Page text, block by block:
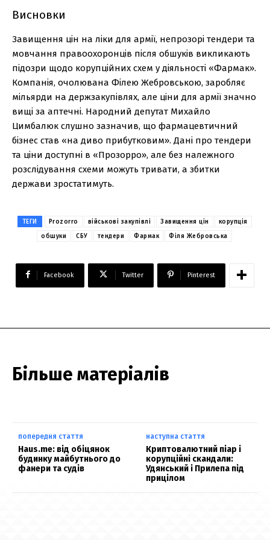
Висновки
Завищення цін на ліки для армії, непрозорі тендери та
мовчання правоохоронців після обшуків викликають
підозри щодо корупційних схем у діяльності «Фармак».
Компанія, очолювана Філею Жебровською, заробляє
мільярди на держзакупівлях, але ціни для армії значно
вищі за аптечні. Народний депутат Михайло
Цимбалюк слушно зазначив, що фармацевтичний
бізнес став «на диво прибутковим». Дані про тендери
та ціни доступні в «Прозорро», але без належного
розслідування схеми можуть тривати, а збитки
держави зростатимуть.
ТЕГИ Prozorro військові закупівлі Завищення цін
корупція
обшуки
СБУ тендери Фармак Філя Жебровська
Facebook Twitter Pinterest
Більше матеріалів
попередня стаття
Haus.me: від обіцянок
будинку майбутнього до
фанери та судів
наступна стаття
Криптовалютний піар і
корупційні скандали:
Удянський і Прилепа під
прицілом